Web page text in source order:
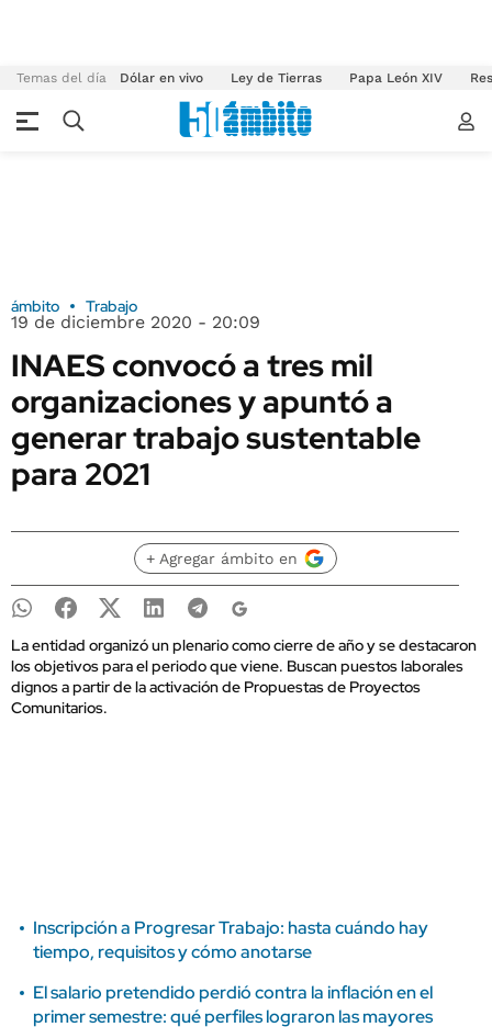
Temas del día Dólar en vivo Ley de Tierras Papa León XIV
ámbito Trabajo
19 de diciembre 2020 - 20:09
INAES convocó a tres mil
organizaciones y apuntó a
generar trabajo sustentable
para 2021
+ Agregar ámbito en
La entidad organizó un plenario como cierre de año y se destacaron
los objetivos para el periodo que viene. Buscan puestos laborales
dignos a partir de la activación de Propuestas de Proyectos
Comunitarios.
Inscripción a Progresar Trabajo: hasta cuándo hay
tiempo, requisitos y cómo anotarse
El salario pretendido perdió contra la inflación en el
primer semestre: qué perfiles lograron las mayores